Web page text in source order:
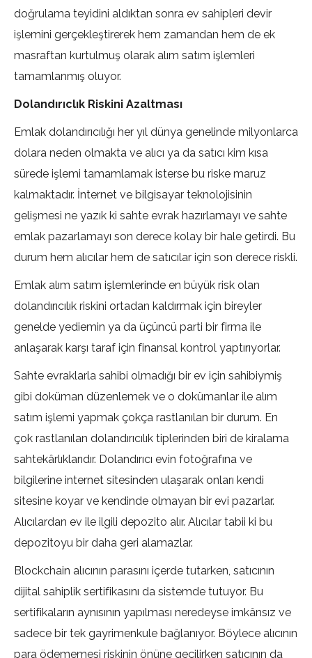
doğrulama teyidini aldıktan sonra ev sahipleri devir
işlemini gerçekleştirerek hem zamandan hem de ek
masraftan kurtulmuş olarak alım satım işlemleri
tamamlanmış oluyor.
Dolandırıclık Riskini Azaltması
Emlak dolandırıcılığı her yıl dünya genelinde milyonlarca
dolara neden olmakta ve alıcı ya da satıcı kim kısa
sürede işlemi tamamlamak isterse bu riske maruz
kalmaktadır. İnternet ve bilgisayar teknolojisinin
gelişmesi ne yazık ki sahte evrak hazırlamayı ve sahte
emlak pazarlamayı son derece kolay bir hale getirdi. Bu
durum hem alıcılar hem de satıcılar için son derece riskli.
Emlak alım satım işlemlerinde en büyük risk olan
dolandırıcılık riskini ortadan kaldırmak için bireyler
genelde yediemin ya da üçüncü parti bir firma ile
anlaşarak karşı taraf için finansal kontrol yaptırıyorlar.
Sahte evraklarla sahibi olmadığı bir ev için sahibiymiş
gibi doküman düzenlemek ve o dokümanlar ile alım
satım işlemi yapmak çokça rastlanılan bir durum. En
çok rastlanılan dolandırıcılık tiplerinden biri de kiralama
sahtekârlıklarıdır. Dolandırıcı evin fotoğrafına ve
bilgilerine internet sitesinden ulaşarak onları kendi
sitesine koyar ve kendinde olmayan bir evi pazarlar.
Alıcılardan ev ile ilgili depozito alır. Alıcılar tabii ki bu
depozitoyu bir daha geri alamazlar.
Blockchain alıcının parasını içerde tutarken, satıcının
dijital sahiplik sertifikasını da sistemde tutuyor. Bu
sertifikaların aynısının yapılması neredeyse imkânsız ve
sadece bir tek gayrimenkule bağlanıyor. Böylece alıcının
para ödememesi riskinin önüne geçilirken satıcının da